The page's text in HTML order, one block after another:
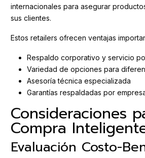
internacionales para asegurar
sus clientes.
Estos retailers ofrecen ventajas
Respaldo corporativo y servicio
Variedad de opciones para
Asesoría técnica especializada
Garantías respaldadas por
Consideraciones
Compra
Evaluación Costo-